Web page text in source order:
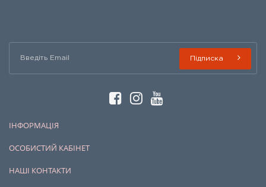
Підписка
ІНФОРМАЦІЯ
ОСОБИСТИЙ КАБІНЕТ
НАШІ КОНТАКТИ